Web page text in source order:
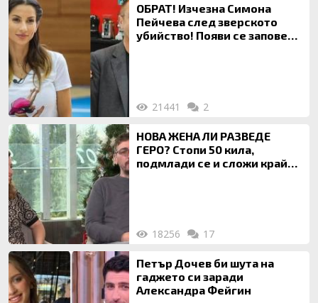
ОБРАТ! Изчезна Симона
Пейчева след зверското
убийство! Появи се заповед
21441 2
НОВА ЖЕНА ЛИ РАЗВЕДЕ
ГЕРО? Стопи 50 кила,
подмлади се и сложи край
18256 17
Петър Дочев би шута на
гаджето си заради
Александра Фейгин